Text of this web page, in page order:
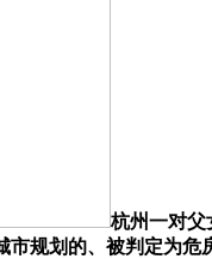
杭州一对父
规划的、被判定为